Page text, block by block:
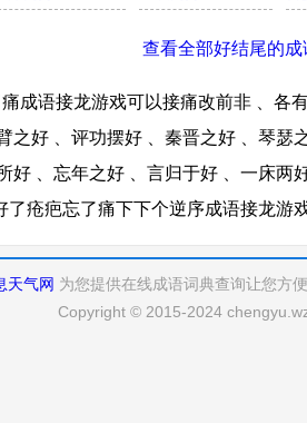
查看全部好结尾的成
成语接龙游戏可以接痛改前非 、各
之好 、评功摆好 、秦晋之好 、琴瑟
好 、忘年之好 、言归于好 、一床两
了疮疤忘了痛下下个逆序成语接龙游
天气网 为您提供在线成语词典查询让您方
Copyright © 2015-2024